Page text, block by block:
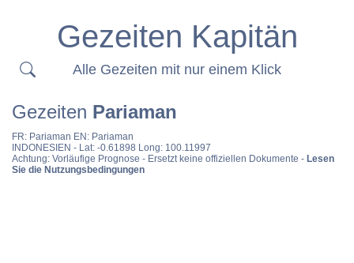
Gezeiten Kapitän
Alle Gezeiten mit nur einem Klick
Gezeiten Pariaman
FR: Pariaman EN: Pariaman
INDONESIEN - Lat: -0.61898 Long: 100.11997
Achtung: Vorläufige Prognose - Ersetzt keine offiziellen Dokumente - Lesen
Sie die Nutzungsbedingungen